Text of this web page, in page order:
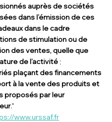
auprès de sociétés
dans l’émission de ces
dans le cadre
de stimulation ou de
des ventes, quelle que
de l’activité ;
plaçant des financements
à la vente des produits et
proposés par leur
."
www.urssaf.fr